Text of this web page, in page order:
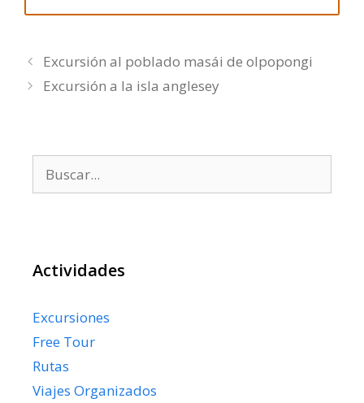
Excursión al poblado masái de olpopongi
Excursión a la isla anglesey
Actividades
Excursiones
Free Tour
Rutas
Viajes Organizados